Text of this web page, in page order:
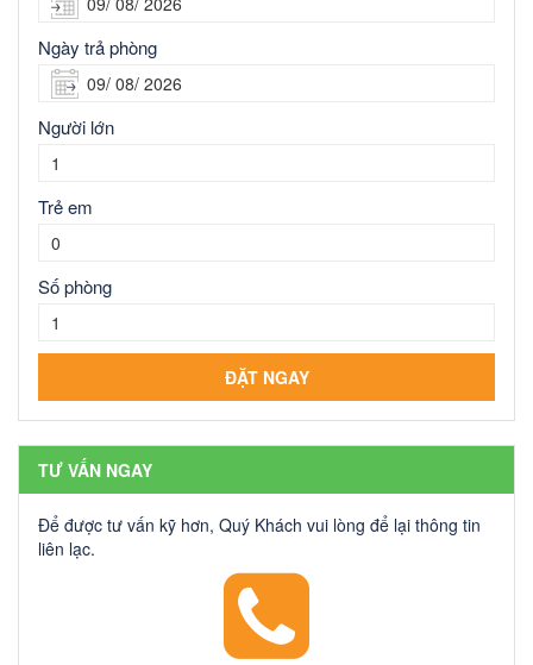
Ngày trả phòng
Người lớn
Trẻ em
Số phòng
TƯ VẤN NGAY
Để được tư vấn kỹ hơn, Quý Khách vui lòng để lại thông tin
liên lạc.